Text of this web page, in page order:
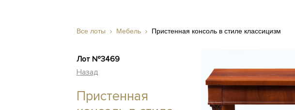
Все лоты Мебель Пристенная консоль в стиле классицизм
Лот №3469
Назад
Пристенная